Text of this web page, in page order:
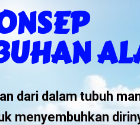
dari dalam tubuh
menyembuhkan